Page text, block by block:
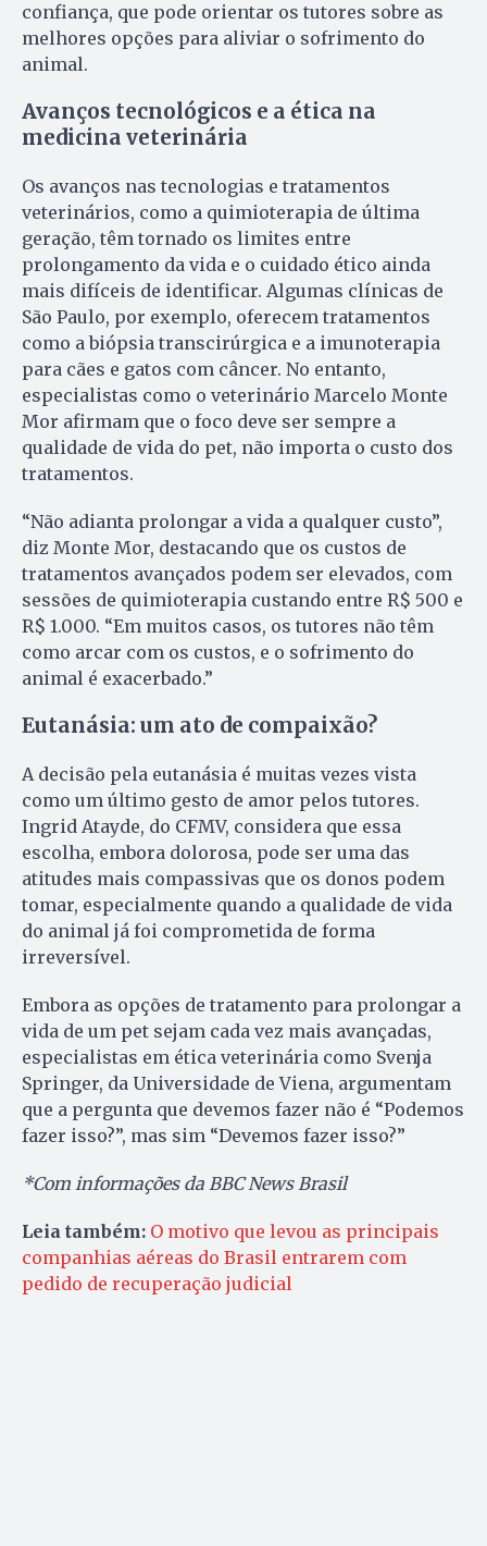
confiança, que pode orientar os tutores sobre as
melhores opções para aliviar o sofrimento do
animal.
Avanços tecnológicos e a ética na
medicina veterinária
Os avanços nas tecnologias e tratamentos
veterinários, como a quimioterapia de última
geração, têm tornado os limites entre
prolongamento da vida e o cuidado ético ainda
mais difíceis de identificar. Algumas clínicas de
São Paulo, por exemplo, oferecem tratamentos
como a biópsia transcirúrgica e a imunoterapia
para cães e gatos com câncer. No entanto,
especialistas como o veterinário Marcelo Monte
Mor afirmam que o foco deve ser sempre a
qualidade de vida do pet, não importa o custo dos
tratamentos.
“Não adianta prolongar a vida a qualquer custo”,
diz Monte Mor, destacando que os custos de
tratamentos avançados podem ser elevados, com
sessões de quimioterapia custando entre R$ 500 e
R$ 1.000. “Em muitos casos, os tutores não têm
como arcar com os custos, e o sofrimento do
animal é exacerbado.”
Eutanásia: um ato de compaixão?
A decisão pela eutanásia é muitas vezes vista
como um último gesto de amor pelos tutores.
Ingrid Atayde, do CFMV, considera que essa
escolha, embora dolorosa, pode ser uma das
atitudes mais compassivas que os donos podem
tomar, especialmente quando a qualidade de vida
do animal já foi comprometida de forma
irreversível.
Embora as opções de tratamento para prolongar a
vida de um pet sejam cada vez mais avançadas,
especialistas em ética veterinária como Svenja
Springer, da Universidade de Viena, argumentam
que a pergunta que devemos fazer não é “Podemos
fazer isso?”, mas sim “Devemos fazer isso?”
*Com informações da BBC News Brasil
Leia também: O motivo que levou as principais
companhias aéreas do Brasil entrarem com
pedido de recuperação judicial